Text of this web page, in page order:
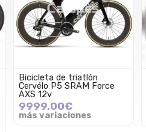
Bicicleta de triatlón
Cervélo P5 SRAM Force
AXS 12v
9999,00€
más variaciones